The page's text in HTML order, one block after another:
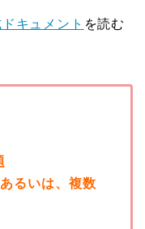
キュメント を読む
るいは、複数